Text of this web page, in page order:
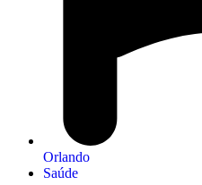
Orlando
Saúde